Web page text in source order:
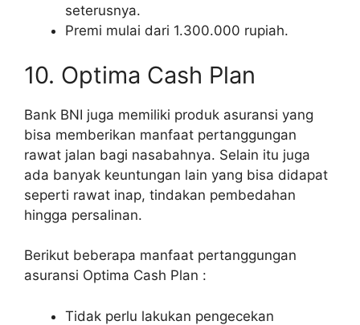
seterusnya.
Premi mulai dari 1.300.000 rupiah.
10. Optima Cash Plan
Bank BNI juga memiliki produk asuransi yang
bisa memberikan manfaat pertanggungan
rawat jalan bagi nasabahnya. Selain itu juga
ada banyak keuntungan lain yang bisa didapat
seperti rawat inap, tindakan pembedahan
hingga persalinan.
Berikut beberapa manfaat pertanggungan
asuransi Optima Cash Plan :
Tidak perlu lakukan pengecekan